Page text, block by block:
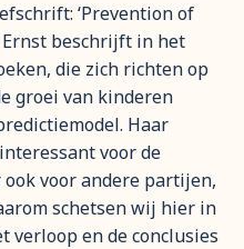
‘Prevention of
Ernst beschrijft in het
die zich richten op
groei van kinderen
Haar
voor de
ook voor andere partijen,
schetsen wij hier in
verloop en de conclusies